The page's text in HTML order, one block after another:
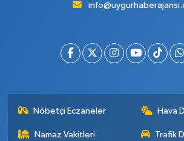
Nöbetçi Eczaneler Hava
Namaz Vakitleri Trafik